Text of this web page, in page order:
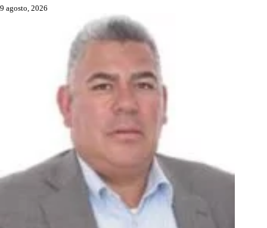
9 agosto, 2026